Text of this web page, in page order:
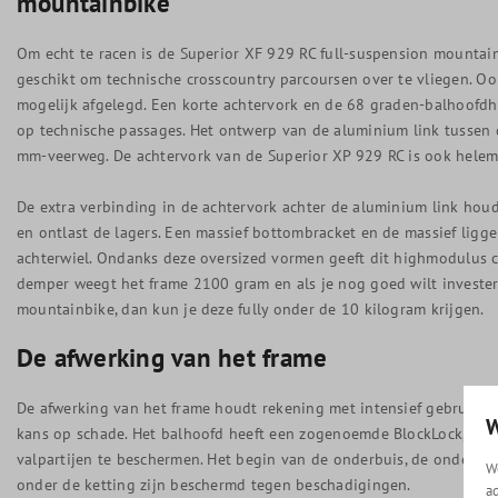
Om echt te racen is de Superior XF 929 RC full-suspension
geschikt om technische crosscountry parcoursen over te vliegen.
mogelijk afgelegd. Een korte achtervork en de 68 graden-
op technische passages. Het ontwerp van de aluminium link
mm-veerweg. De achtervork van de Superior XP 929 RC is ook
De extra verbinding in de achtervork achter de aluminium link
en ontlast de lagers. Een massief bottombracket en de massief
achterwiel. Ondanks deze oversized vormen geeft dit highmodulus
demper weegt het frame 2100 gram en als je nog goed wilt
mountainbike, dan kun je deze fully onder de 10 kilogram krijgen.
De afwerking van het frame
De afwerking van het frame houdt rekening met intensief gebruik.
kans op schade. Het balhoofd heeft een zogenoemde BlockLock,
valpartijen te beschermen. Het begin van de onderbuis, de
onder de ketting zijn beschermd tegen beschadigingen.